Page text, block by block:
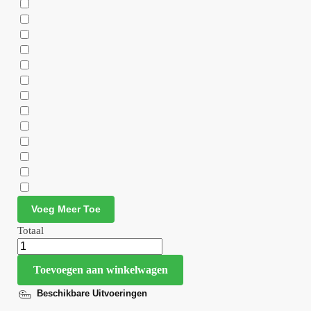
Voeg Meer Toe
Totaal
Toevoegen aan winkelwagen
Beschikbare Uitvoeringen